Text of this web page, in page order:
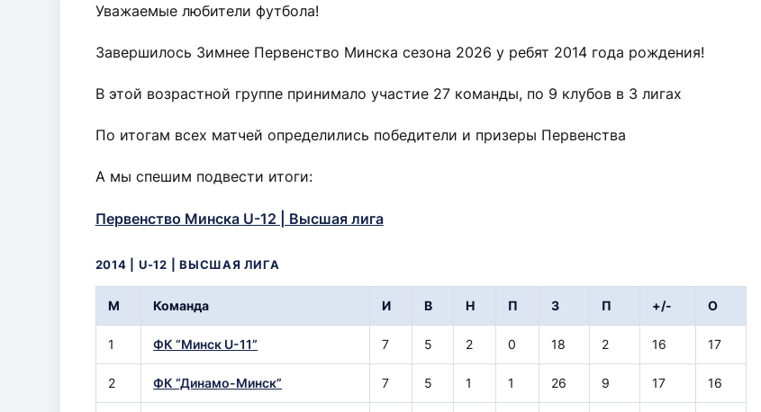
Уважаемые любители футбола!
Завершилось Зимнее Первенство Минска сезона 2026 у ребят 2014 года рождения!
В этой возрастной группе принимало участие 27 команды, по 9 клубов в 3 лигах
По итогам всех матчей определились победители и призеры Первенства
А мы спешим подвести итоги:
Первенство Минска U-12 | Высшая лига
2014 | U-12 | ВЫСШАЯ ЛИГА
М Команда И В Н П З П +/- О
1 ФК “Минск U-11” 7 5 2 0 18 2 16 17
2 ФК “Динамо-Минск” 7 5 1 1 26 9 17 16